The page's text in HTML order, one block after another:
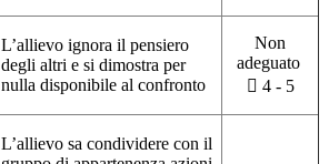
L’allievo ignora il pensiero
degli altri e si dimostra per
nulla disponibile al confronto
Non
adeguato
 4 - 5
L’allievo sa condividere con il